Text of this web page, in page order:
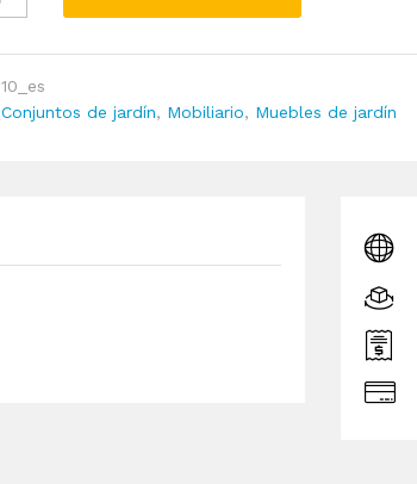
Conjuntos de jardín, Mobiliario, Muebles de jardín